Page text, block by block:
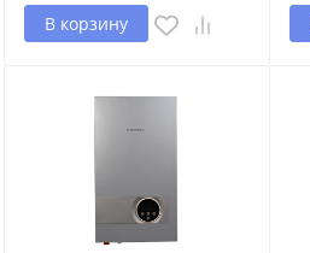
В корзину